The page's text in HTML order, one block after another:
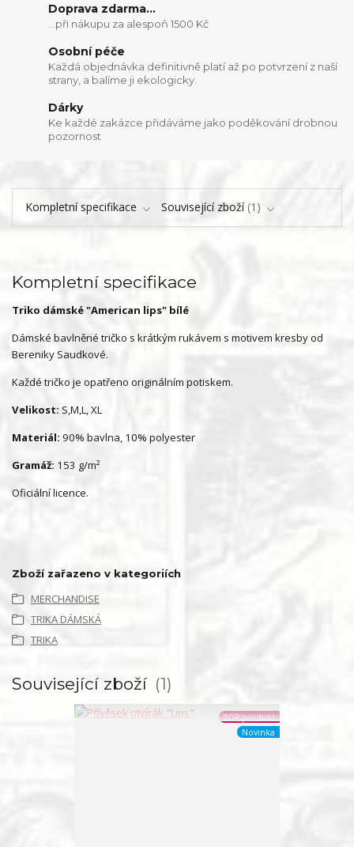
Doprava zdarma...
...při nákupu za alespoň 1500 Kč
Osobní péče
Každá objednávka definitivně platí až po potvrzení z naší
strany, a balíme ji ekologicky.
Dárky
Ke každé zakázce přidáváme jako poděkování drobnou
pozornost
Kompletní specifikace Související zboží 1
Kompletní specifikace
Triko dámské "American lips" bílé
Dámské bavlněné tričko s krátkým rukávem s motivem kresby od
Bereniky Saudkové.
Každé tričko je opatřeno originálním potiskem.
Velikost: S,M,L, XL
Materiál: 90% bavlna, 10% polyester
Gramáž: 153 g/m²
Oficiální licence.
Zboží zařazeno v kategoriích
MERCHANDISE
TRIKA DÁMSKÁ
TRIKA
Související zboží 1
TOP produkt
Novinka